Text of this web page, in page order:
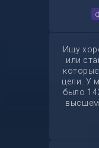
Ищу
или
цели. У
было